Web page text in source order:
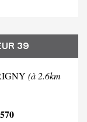
39
(à 2.6km